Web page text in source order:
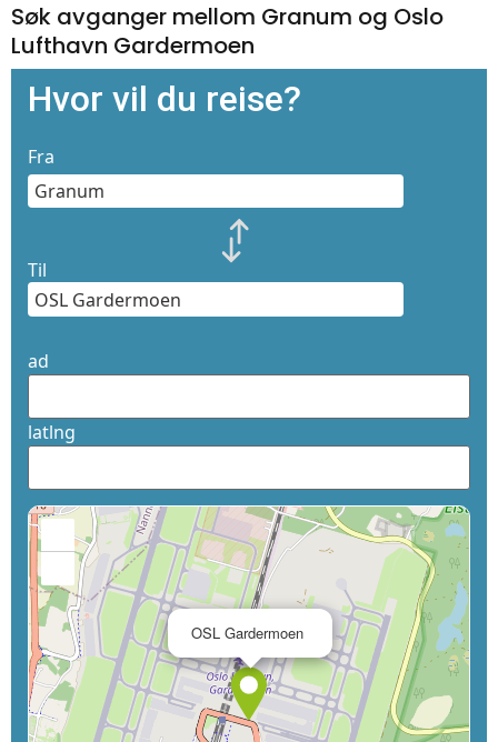
Søk avganger mellom Granum og Oslo
Lufthavn Gardermoen
Hvor vil du reise?
Fra
Til
ad
latlng
OSL Gardermoen